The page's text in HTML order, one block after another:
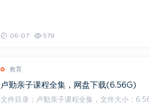
06-07 579
教育
卢勤亲子课程全集，网盘下载(6.56G)
文件目录：卢勤亲子课程全集，文件大小：6.56G 【董进宇、卢勤、周弘等】 学习型